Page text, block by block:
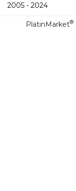
2005 - 2024
PlatinMarket®